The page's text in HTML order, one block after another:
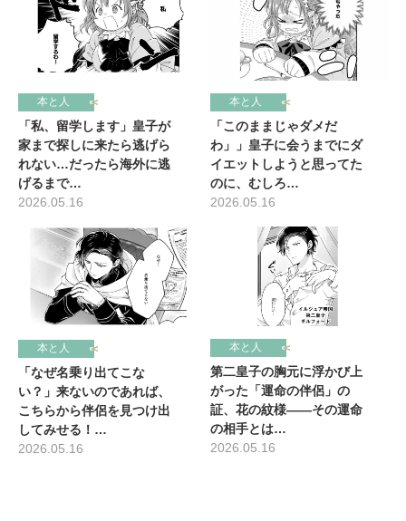
本と人
「私、留学します」皇子が
家まで探しに来たら逃げら
れない…だったら海外に逃
げるまで…
2026.05.16
本と人
「このままじゃダメだ
わ」」皇子に会うまでにダ
イエットしようと思ってた
のに、むしろ…
2026.05.16
本と人
「なぜ名乗り出てこな
い？」来ないのであれば、
こちらから伴侶を見つけ出
してみせる！…
2026.05.16
本と人
第二皇子の胸元に浮かび上
がった「運命の伴侶」の
証、花の紋様――その運命
の相手とは…
2026.05.16